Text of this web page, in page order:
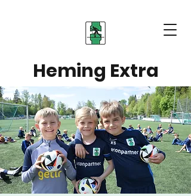
Heming Extra